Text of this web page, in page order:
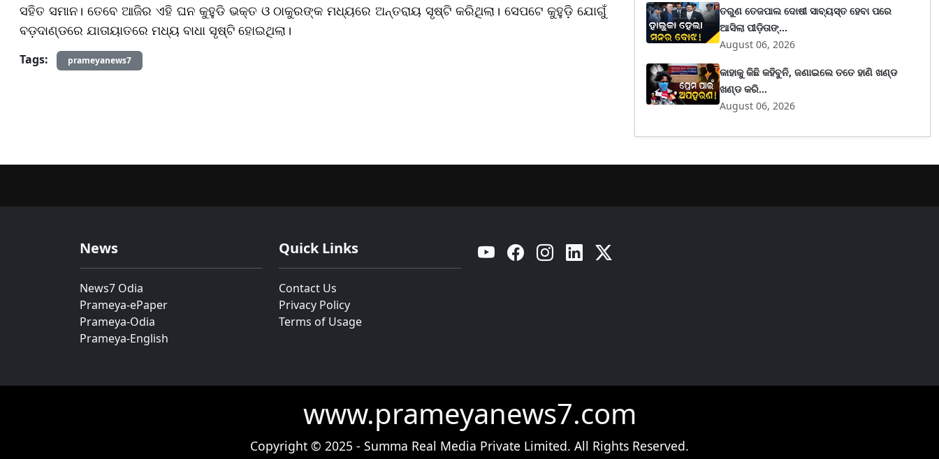
ସହିତ ସମାନ। ତେବେ ଆଜିର ଏହି ଘନ କୁହୁଡି ଭକ୍ତ ଓ ଠାକୁରଙ୍କ ମଧ୍ୟରେ ଅନ୍ତରାୟ ସୃଷ୍ଟି କରିଥିଲା। ସେପଟେ କୁହୁଡ଼ି ଯୋଗୁଁ
ବଡ଼ଦାଣ୍ଡରେ ଯାତାୟାତରେ ମଧ୍ୟ ବାଧା ସୃଷ୍ଟି ହୋଇଥିଲା।
Tags: prameyanews7
ତରୁଣ ତେଜପାଲ ଦୋଷୀ ସାବ୍ୟସ୍ତ ହେବା ପରେ
ଆସିଲା ପୀଡ଼ିତାଙ୍...
August 06, 2026
କାହାକୁ କିଛି କହିବୁନି, ଜଣାଇଲେ ତତେ ହାଣି ଖଣ୍ଡ
ଖଣ୍ଡ କରି...
August 06, 2026
News
News7 Odia
Prameya-ePaper
Prameya-Odia
Prameya-English
Quick Links
Contact Us
Privacy Policy
Terms of Usage
YouTube Facebook Instagram
www.prameyanews7.com
Copyright © 2025 - Summa Real Media Private Limited. All Rights Reserved.